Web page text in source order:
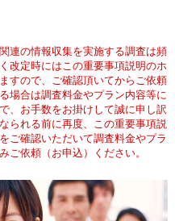
連の情報収集を実施する調査は頻
改定時にはこの重要事項説明のホ
すので、ご確認頂いてからご依頼
場合は調査料金やプラン内容等に
、お手数をお掛けして誠に申し訳
られる前に再度、この重要事項説
ご確認いただいて調査料金やプラ
ご依頼（お申込）ください。